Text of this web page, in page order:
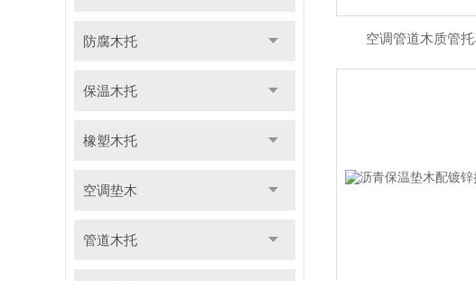
防腐木托
保温木托
橡塑木托
空调垫木
管道木托
空调管道木质管